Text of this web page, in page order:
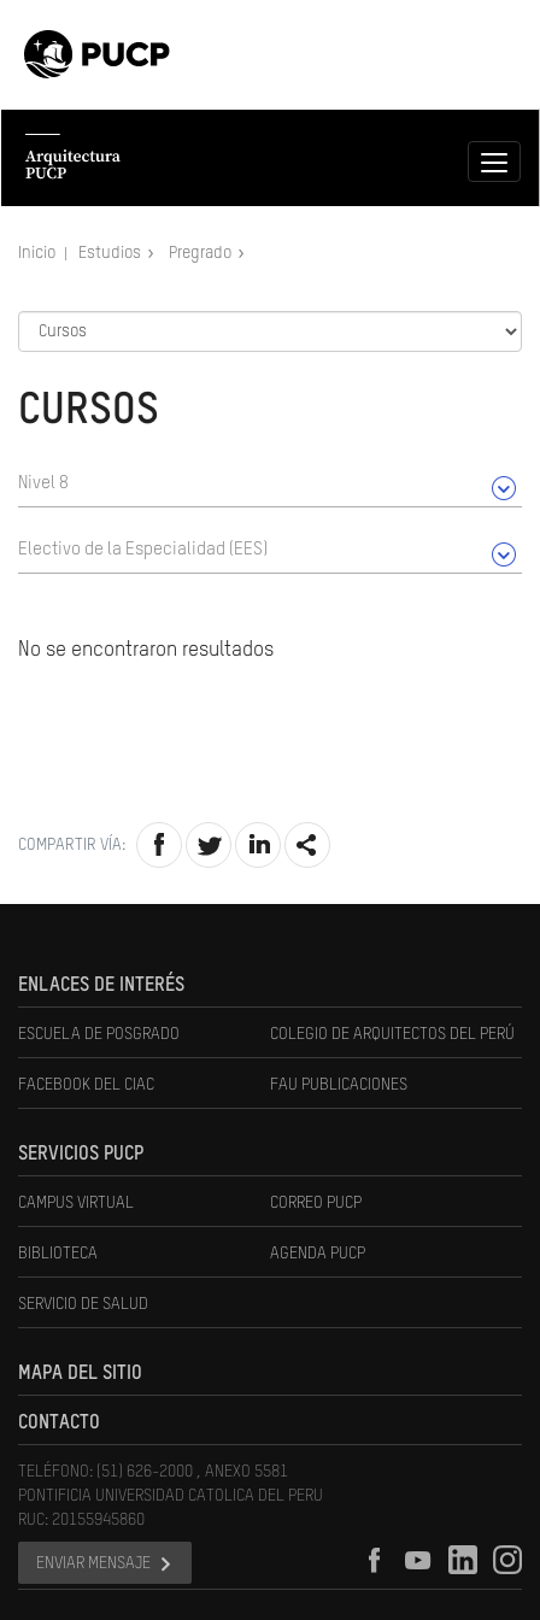
Inicio Estudios Pregrado
CURSOS
Nivel 8
Electivo de la Especialidad (EES)
No se encontraron resultados
COMPARTIR VÍA:
ENLACES DE INTERÉS
ESCUELA DE POSGRADO COLEGIO DE ARQUITECTOS DEL PERÚ
FACEBOOK DEL CIAC FAU PUBLICACIONES
SERVICIOS PUCP
CAMPUS VIRTUAL CORREO PUCP
BIBLIOTECA AGENDA PUCP
SERVICIO DE SALUD
MAPA DEL SITIO
CONTACTO
TELÉFONO: (51) 626-2000 , ANEXO 5581
PONTIFICIA UNIVERSIDAD CATOLICA DEL PERU
RUC: 20155945860
ENVIAR MENSAJE